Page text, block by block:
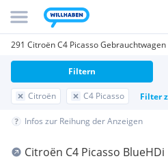
291 Citroën C4 Picasso Gebrauchtwagen
Citroën C4 Picasso Filter
Filtern
Infos zur Reihung der Anzeigen
Citroën C4 Picasso BlueHDi